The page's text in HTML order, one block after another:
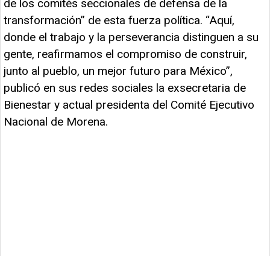
de los comités seccionales de defensa de la
transformación” de esta fuerza política. “Aquí,
donde el trabajo y la perseverancia distinguen a su
gente, reafirmamos el compromiso de construir,
junto al pueblo, un mejor futuro para México”,
publicó en sus redes sociales la exsecretaria de
Bienestar y actual presidenta del Comité Ejecutivo
Nacional de Morena.